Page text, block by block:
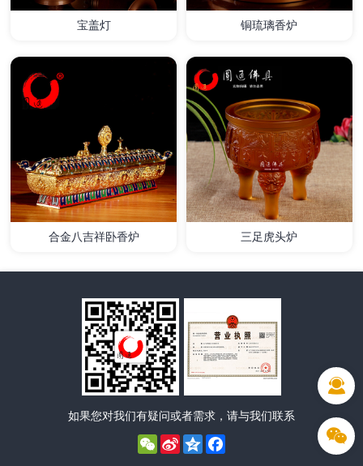
详情
宝盖灯
详情
铜琉璃香炉
详情
合金八吉祥卧香炉
详情
三足虎头炉
如果您对我们有疑问或者需求，请与我们联系
WeChat
Sina
Weibo
Qzone